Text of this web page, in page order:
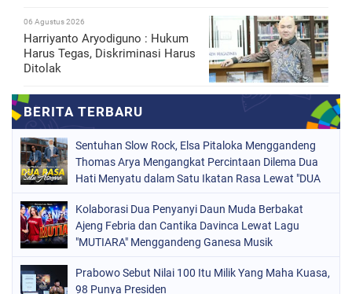
06 Agustus 2026
Harriyanto Aryodiguno : Hukum
Harus Tegas, Diskriminasi Harus
Ditolak
Sentuhan Slow Rock, Elsa Pitaloka Menggandeng
Thomas Arya Mengangkat Percintaan Dilema Dua
Hati Menyatu dalam Satu Ikatan Rasa Lewat "DUA
Kolaborasi Dua Penyanyi Daun Muda Berbakat
Ajeng Febria dan Cantika Davinca Lewat Lagu
"MUTIARA" Menggandeng Ganesa Musik
Prabowo Sebut Nilai 100 Itu Milik Yang Maha Kuasa,
98 Punya Presiden